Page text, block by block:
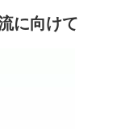
に向けて